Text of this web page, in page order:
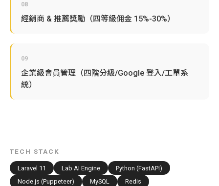
08
經銷商 & 推薦獎勵（四等級佣金 15%-30%）
09
企業級會員管理（四階分級/Google 登入/工單系
統）
TECH STACK
Laravel 11 Lab AI Engine
Python (FastAPI)
Node.js (Puppeteer)
MySQL Redis